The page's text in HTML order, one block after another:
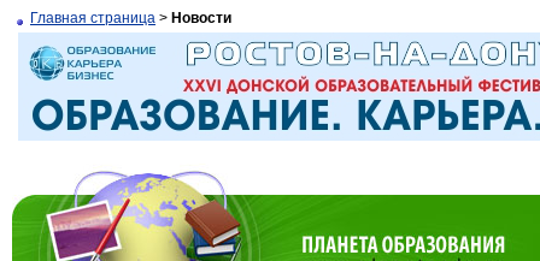
Главная страница > Новости